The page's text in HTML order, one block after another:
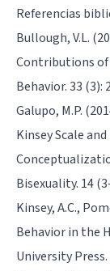
Referencias
Bullough, V.L.
Contributions of
Behavior. 33 (3):
Galupo, M.P.
Kinsey Scale
Bisexuality. 14
Kinsey, A.C.,
Behavior in the
University Press.